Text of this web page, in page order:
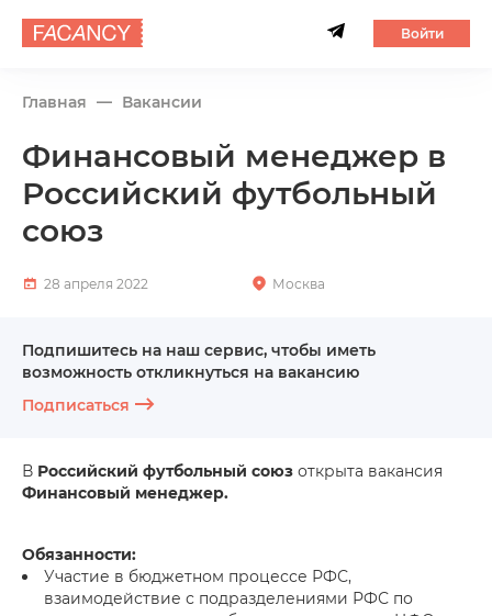
Войти
Главная Вакансии
Финансовый менеджер в
Российский футбольный
союз
28 апреля 2022 Москва
Подпишитесь на наш сервис, чтобы иметь
возможность откликнуться на вакансию
Подписаться
В Российский футбольный союз открыта вакансия
Финансовый менеджер.
Обязанности:
Участие в бюджетном процессе РФС,
взаимодействие с подразделениями РФС по